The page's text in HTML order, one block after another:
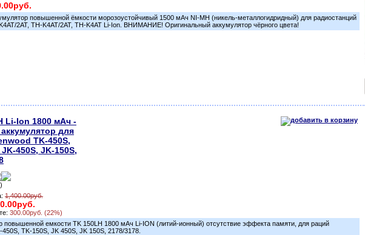
повышенной ёмкости морозоустойчивый 1500 мАч NI-MH (никель-металлогидридный) для радиостанций
2AT, TH-K4AT/2AT, TH-K4AT Li-Ion. ВНИМАНИЕ! Оригинальный аккумулятор чёрного цвета!
Li-Ion 1800 мАч -
для
TK-450S,
450S, JK-150S,
1,400.00руб.
300.00руб. (22%)
повышенной емкости TK 150LH 1800 мАч Li-ION (литий-ионный) отсутствие эффекта памяти, для раций
TK-150S, JK 450S, JK 150S, 2178/3178.